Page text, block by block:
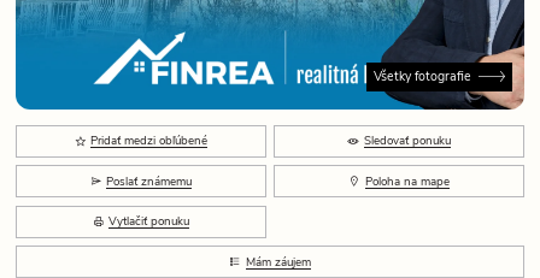
Všetky fotografie
Pridať medzi obľúbené Sledovať ponuku
Poslať známemu Poloha na mape
Vytlačiť ponuku
Mám záujem